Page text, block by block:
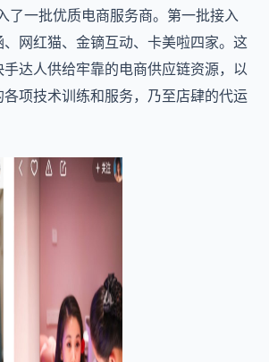
了一批优质电商服务商。第一批接入
网红猫、金镝互动、卡美啦四家。这
达人供给牢靠的电商供应链资源，以
项技术训练和服务，乃至店肆的代运